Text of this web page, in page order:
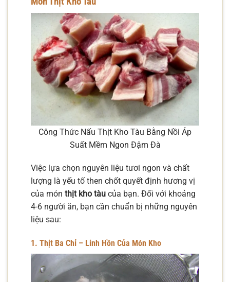
Công Thức Nấu Thịt Kho Tàu Bằng Nồi Áp
Suất Mềm Ngon Đậm Đà
Việc lựa chọn nguyên liệu tươi ngon và chất
lượng là yếu tố then chốt quyết định hương vị
của món thịt kho tàu của bạn. Đối với khoảng
4-6 người ăn, bạn cần chuẩn bị những nguyên
liệu sau:
1. Thịt Ba Chỉ – Linh Hồn Của Món Kho